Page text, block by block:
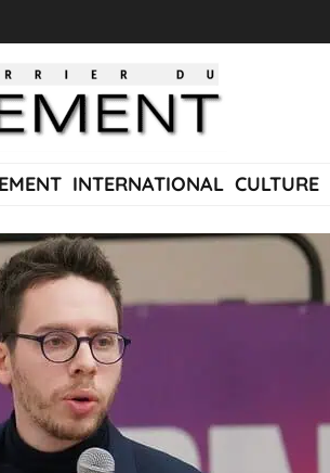
INTERNATIONAL CULTURE